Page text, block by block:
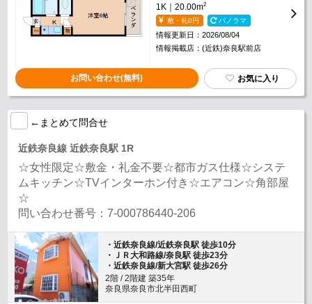
1K｜20.00m2
敷・礼0円 パノラマ
情報更新日：2026/08/04
情報掲載店：(近鉄)奈良駅前店
お問い合わせ(無料) お気に入り
←まとめて問合せ
近鉄奈良線 近鉄奈良駅 1R
☆女性限定☆敷金・礼金不要☆都市ガス仕様☆システ
ムキッチン☆TVインターホン付き☆エアコン☆角部屋
☆
問い合わせ番号：7-000786440-206
・近鉄奈良線/近鉄奈良駅 徒歩10分
・ＪＲ大和路線/奈良駅 徒歩23分
・近鉄奈良線/新大宮駅 徒歩26分
2階 / 2階建 築35年
奈良県奈良市北半田西町